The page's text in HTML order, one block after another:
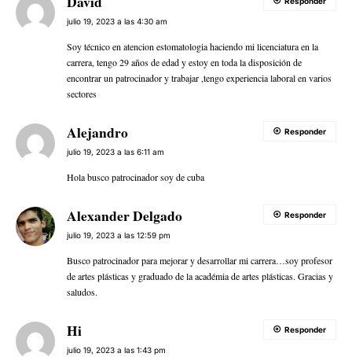
julio 19, 2023 a las 4:30 am
Soy técnico en atencion estomatologia haciendo mi licenciatura en la
carrera, tengo 29 años de edad y estoy en toda la disposición de
encontrar un patrocinador y trabajar ,tengo experiencia laboral en varios
sectores
Alejandro
julio 19, 2023 a las 6:11 am
Hola busco patrocinador soy de cuba
Responder
Alexander Delgado
julio 19, 2023 a las 12:59 pm
Busco patrocinador para mejorar y desarrollar mi carrera…soy profesor
de artes plásticas y graduado de la académia de artes plásticas. Gracias y
saludos.
Responder
Hi
julio 19, 2023 a las 1:43 pm
Responder